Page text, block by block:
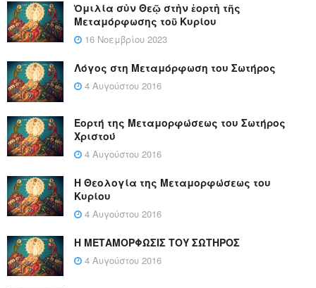
Ὁμιλία σὺν Θεῷ στὴν ἑορτὴ τῆς
Μεταμόρφωσης τοῦ Κυρίου
16 Νοεμβρίου 2023
Λόγος στη Μεταμόρφωση του Σωτήρος
4 Αυγούστου 2016
Εορτή της Μεταμορφώσεως του Σωτήρος
Χριστού
4 Αυγούστου 2016
Η Θεολογία της Μεταμορφώσεως του
Κυρίου
4 Αυγούστου 2016
Η ΜΕΤΑΜΟΡΦΩΣΙΣ ΤΟΥ ΣΩΤΗΡΟΣ
4 Αυγούστου 2016